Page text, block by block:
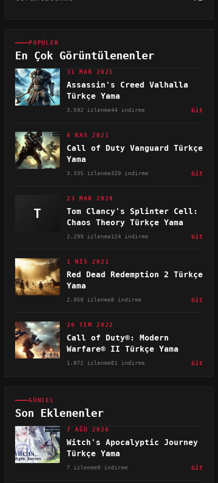
POPÜLER
En Çok Görüntülenenler
31 MAR 2021
Assassin's Creed Valhalla
Türkçe Yama
3.592 izlenme44 indirme Git
6 KAS 2021
Call of Duty Vanguard Türkçe
Yama
3.335 izlenme320 indirme Git
T
23 MAR 2024
Tom Clancy's Splinter Cell:
Chaos Theory Türkçe Yama
2.299 izlenme124 indirme Git
1 NIS 2021
Red Dead Redemption 2 Türkçe
Yama
2.058 izlenme8 indirme Git
26 TEM 2022
Call of Duty®: Modern
Warfare® II Türkçe Yama
1.872 izlenme81 indirme Git
GÜNCEL
Son Eklenenler
7 AĞU 2026
Witch's Apocalyptic Journey
Türkçe Yama
7 izlenme0 indirme Git